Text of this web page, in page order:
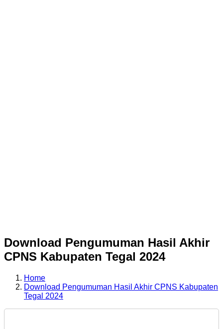
Download Pengumuman Hasil Akhir
CPNS Kabupaten Tegal 2024
Home
Download Pengumuman Hasil Akhir CPNS Kabupaten
Tegal 2024